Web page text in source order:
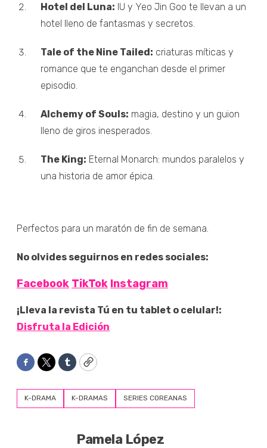
Hotel del Luna: IU y Yeo Jin Goo te llevan a un
hotel lleno de fantasmas y secretos.
Tale of the Nine Tailed: criaturas míticas y
romance que te enganchan desde el primer
episodio.
Alchemy of Souls: magia, destino y un guion
lleno de giros inesperados.
The King: Eternal Monarch: mundos paralelos y
una historia de amor épica.
Perfectos para un maratón de fin de semana.
No olvides seguirnos en redes sociales:
Facebook TikTok Instagram
¡Lleva la revista Tú en tu tablet o celular!:
Disfruta la Edición
Facebook
TwitterTumblrCopy
K-DRAMA K-DRAMAS SERIES COREANAS
Pamela López